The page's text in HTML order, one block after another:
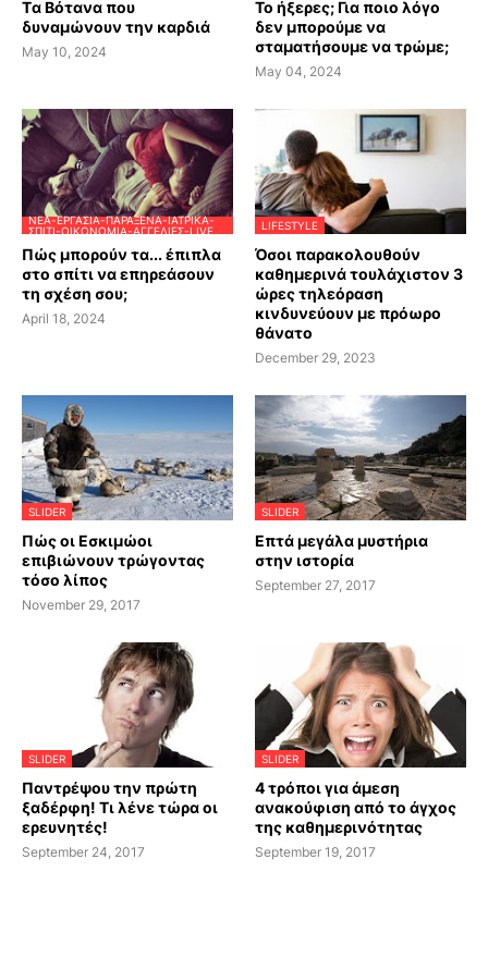
Tα Βότανα που
δυναμώνουν την καρδιά
May 10, 2024
Το ήξερες; Για ποιο λόγο
δεν μπορούμε να
σταματήσουμε να τρώμε;
May 04, 2024
ΝΈΑ-ΕΡΓΑΣΊΑ-ΠΑΡΆΞΕΝΑ-ΙΑΤΡΙΚΆ-
ΣΠΊΤΙ-ΟΙΚΟΝΟΜΊΑ-ΑΓΓΕΛΊΕΣ-LIVE
Πώς μπορούν τα... έπιπλα
στο σπίτι να επηρεάσουν
τη σχέση σου;
April 18, 2024
LIFESTYLE
Όσοι παρακολουθούν
καθημερινά τουλάχιστον 3
ώρες τηλεόραση
κινδυνεύουν με πρόωρο
θάνατο
December 29, 2023
SLIDER
Πώς οι Εσκιμώοι
επιβιώνουν τρώγοντας
τόσο λίπος
November 29, 2017
SLIDER
Επτά μεγάλα μυστήρια
στην ιστορία
September 27, 2017
SLIDER
Παντρέψου την πρώτη
ξαδέρφη! Τι λένε τώρα οι
ερευνητές!
September 24, 2017
SLIDER
4 τρόποι για άμεση
ανακούφιση από το άγχος
της καθημερινότητας
September 19, 2017